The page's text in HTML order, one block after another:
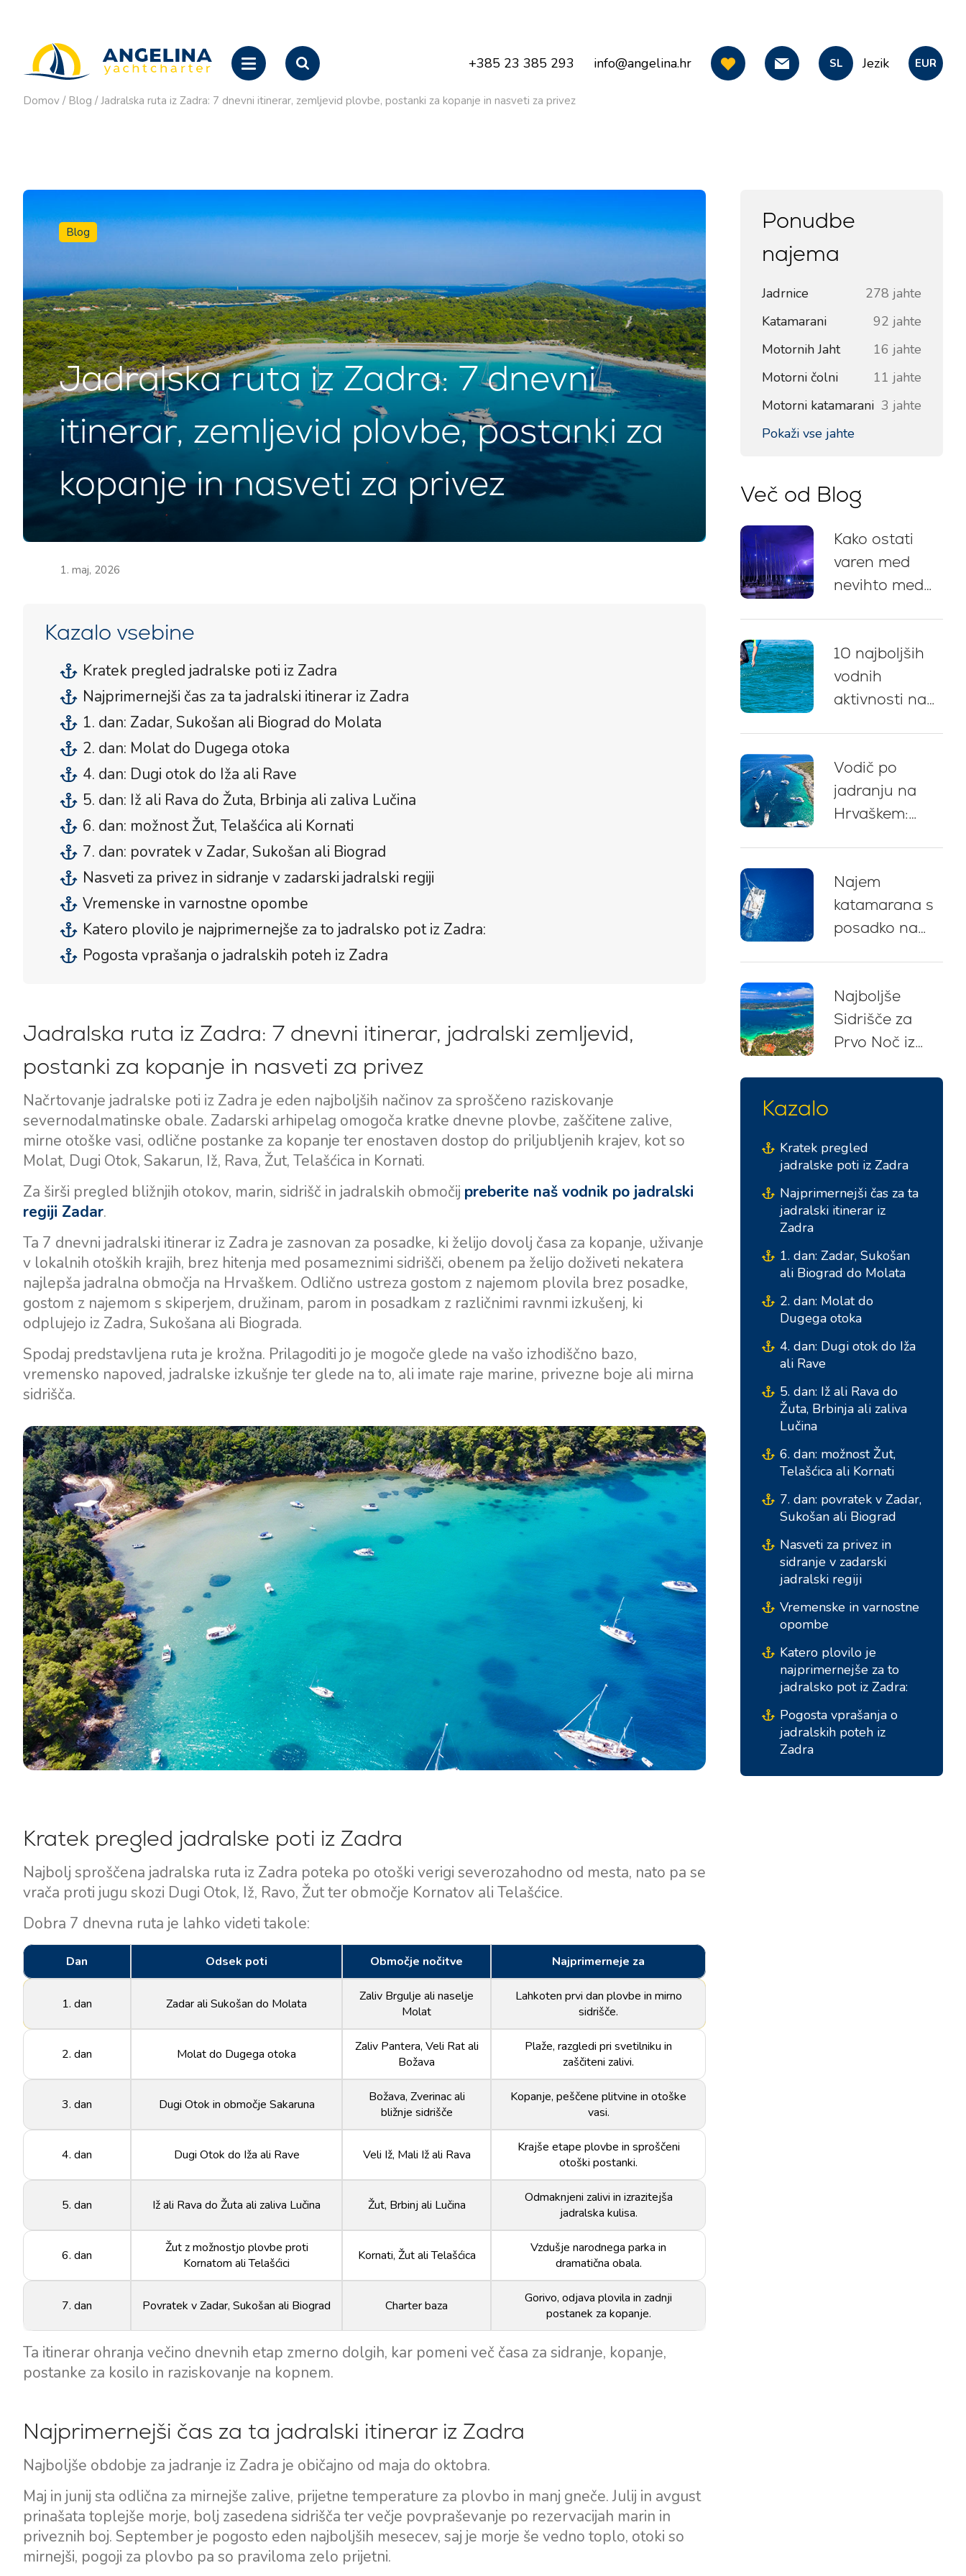
+385 23 385 293 info@angelina.hr SL Jezik EUR
Domov / Blog / Jadralska ruta iz Zadra: 7 dnevni itinerar, zemljevid plovbe, postanki za kopanje in nasveti za privez
Blog
Jadralska ruta iz Zadra: 7 dnevni
itinerar, zemljevid plovbe, postanki za
kopanje in nasveti za privez
1. maj, 2026
Kazalo vsebine
Kratek pregled jadralske poti iz Zadra
Najprimernejši čas za ta jadralski itinerar iz Zadra
1. dan: Zadar, Sukošan ali Biograd do Molata
2. dan: Molat do Dugega otoka
4. dan: Dugi otok do Iža ali Rave
5. dan: Iž ali Rava do Žuta, Brbinja ali zaliva Lučina
6. dan: možnost Žut, Telašćica ali Kornati
7. dan: povratek v Zadar, Sukošan ali Biograd
Nasveti za privez in sidranje v zadarski jadralski regiji
Vremenske in varnostne opombe
Katero plovilo je najprimernejše za to jadralsko pot iz Zadra:
Pogosta vprašanja o jadralskih poteh iz Zadra
Jadralska ruta iz Zadra: 7 dnevni itinerar, jadralski zemljevid,
postanki za kopanje in nasveti za privez
Načrtovanje jadralske poti iz Zadra je eden najboljših načinov za sproščeno raziskovanje
severnodalmatinske obale. Zadarski arhipelag omogoča kratke dnevne plovbe, zaščitene zalive,
mirne otoške vasi, odlične postanke za kopanje ter enostaven dostop do priljubljenih krajev, kot so
Molat, Dugi Otok, Sakarun, Iž, Rava, Žut, Telašćica in Kornati.
Za širši pregled bližnjih otokov, marin, sidrišč in jadralskih območij preberite naš vodnik po jadralski
regiji Zadar.
Ta 7 dnevni jadralski itinerar iz Zadra je zasnovan za posadke, ki želijo dovolj časa za kopanje, uživanje
v lokalnih otoških krajih, brez hitenja med posameznimi sidrišči, obenem pa želijo doživeti nekatera
najlepša jadralna območja na Hrvaškem. Odlično ustreza gostom z najemom plovila brez posadke,
gostom z najemom s skiperjem, družinam, parom in posadkam z različnimi ravnmi izkušenj, ki
odplujejo iz Zadra, Sukošana ali Biograda.
Spodaj predstavljena ruta je krožna. Prilagoditi jo je mogoče glede na vašo izhodiščno bazo,
vremensko napoved, jadralske izkušnje ter glede na to, ali imate raje marine, privezne boje ali mirna
sidrišča.
Kratek pregled jadralske poti iz Zadra
Najbolj sproščena jadralska ruta iz Zadra poteka po otoški verigi severozahodno od mesta, nato pa se
vrača proti jugu skozi Dugi Otok, Iž, Ravo, Žut ter območje Kornatov ali Telašćice.
Dobra 7 dnevna ruta je lahko videti takole:
Dan Odsek poti Območje nočitve Najprimerneje za
1. dan Zadar ali Sukošan do Molata
Zaliv Brgulje ali naselje
Molat
Lahkoten prvi dan plovbe in mirno
sidrišče.
2. dan Molat do Dugega otoka
Zaliv Pantera, Veli Rat ali
Božava
Plaže, razgledi pri svetilniku in
zaščiteni zalivi.
3. dan Dugi Otok in območje Sakaruna
Božava, Zverinac ali
bližnje sidrišče
Kopanje, peščene plitvine in otoške
vasi.
4. dan Dugi Otok do Iža ali Rave Veli Iž, Mali Iž ali Rava
Krajše etape plovbe in sproščeni
otoški postanki.
5. dan Iž ali Rava do Žuta ali zaliva Lučina Žut, Brbinj ali Lučina
Odmaknjeni zalivi in izrazitejša
jadralska kulisa.
6. dan
Žut z možnostjo plovbe proti
Kornatom ali Telašćici
Kornati, Žut ali Telašćica
Vzdušje narodnega parka in
dramatična obala.
7. dan Povratek v Zadar, Sukošan ali Biograd Charter baza
Gorivo, odjava plovila in zadnji
postanek za kopanje.
Ta itinerar ohranja večino dnevnih etap zmerno dolgih, kar pomeni več časa za sidranje, kopanje,
postanke za kosilo in raziskovanje na kopnem.
Najprimernejši čas za ta jadralski itinerar iz Zadra
Najboljše obdobje za jadranje iz Zadra je običajno od maja do oktobra.
Maj in junij sta odlična za mirnejše zalive, prijetne temperature za plovbo in manj gneče. Julij in avgust
prinašata toplejše morje, bolj zasedena sidrišča ter večje povpraševanje po rezervacijah marin in
priveznih boj. September je pogosto eden najboljših mesecev, saj je morje še vedno toplo, otoki so
mirnejši, pogoji za plovbo pa so praviloma zelo prijetni.
Ponudbe
najema
Jadrnice
278 jahte
Katamarani
92 jahte
Motornih Jaht
16 jahte
Motorni čolni
11 jahte
Motorni katamarani 3 jahte
Pokaži vse jahte
Več od Blog
Kako ostati
varen med
nevihto med
ključnih
priporočil
10 najboljših
vodnih
aktivnosti na
Vodič po
jadranju na
Hrvaškem:
in priporočila
za začetnike
(2026)
Najem
katamarana s
posadko na
jadralski
pobeg
Najboljše
Sidrišče za
Prvo Noč iz
Kazalo
Kratek pregled
jadralske poti iz Zadra
Najprimernejši čas za ta
jadralski itinerar iz
Zadra
1. dan: Zadar, Sukošan
ali Biograd do Molata
2. dan: Molat do
Dugega otoka
4. dan: Dugi otok do Iža
ali Rave
5. dan: Iž ali Rava do
Žuta, Brbinja ali zaliva
Lučina
6. dan: možnost Žut,
Telašćica ali Kornati
7. dan: povratek v Zadar,
Sukošan ali Biograd
Nasveti za privez in
sidranje v zadarski
jadralski regiji
Vremenske in varnostne
opombe
Katero plovilo je
najprimernejše za to
jadralsko pot iz Zadra:
Pogosta vprašanja o
jadralskih poteh iz
Zadra
Kontakt
Novice / Blog
O nas
Partnerji
Pogosta Vprašanja
Naša Flota
Jadrnice
Katamarani
Motorni katamarani
Storitve
Najem jadrnice brez
posadke
Najem jadrnice s skiperjem
Flotila najem jadrnic
Naložba v jahte
Valovie - Oddaljeni
Pomočnik za Jadranje
Katamarani Bali za čarter
Destinacije
Zadarska regija za jadranje
Biograd na Moru
Šibeniška regija za jadranje
Dubrovniška jadralska
regija
Istrska regija za jadranje
Kvarnerska regija za
jadranje
Južne baze
Marina Kremik, Primošten
Marina Frapa, Rogoznica
Yachtklub Seget - Marina
Baotić
Marina Trogir - ACI
Marina Trogir - SCT
ACI Marina Split
ACI Marina Dubrovnik,
Komolac
Osrednje baze
Marina Šangulin, Biograd
ACI Marina Vodice
D-Marin Dalmacija,
Sukošan
Severne baze
Pula, ACI Marina Pomer
Pula, Marina Polesana
Marina Punat, Krk
Marina Lošinj, Mali Lošinj